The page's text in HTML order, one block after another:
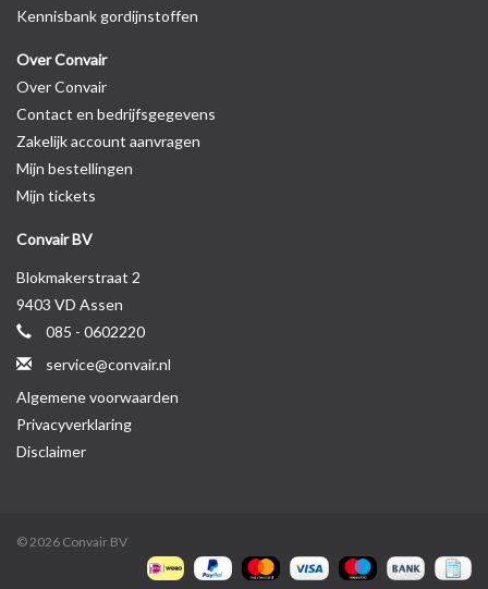
Kennisbank gordijnstoffen
Over Convair
Over Convair
Contact en bedrijfsgegevens
Zakelijk account aanvragen
Mijn bestellingen
Mijn tickets
Convair BV
Blokmakerstraat 2
9403 VD Assen
085 - 0602220
service@convair.nl
Algemene voorwaarden
Privacyverklaring
Disclaimer
© 2026 Convair BV